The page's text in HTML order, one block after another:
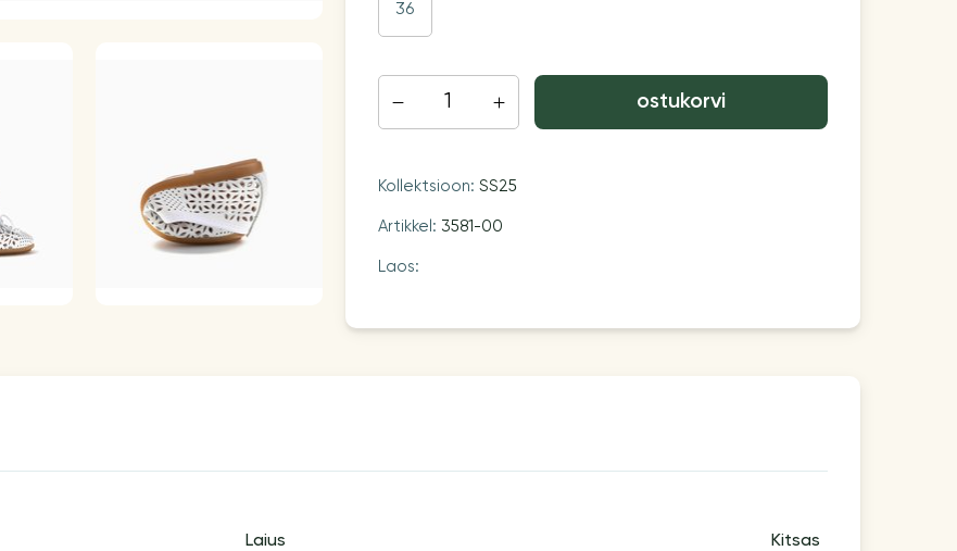
36
ostukorvi
Kollektsioon: SS25
Artikkel: 3581-00
Laos:
Laius Kitsas